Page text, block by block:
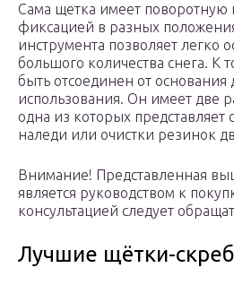
Сама щетка имеет
фиксацией в разных
инструмента позволяет легко
большого количества снега. К
быть отсоединен от основания
использования. Он имеет две
одна из которых
наледи или очистки резинок
Внимание! Представленная
является руководством к
консультацией следует
Лучшие щётки-